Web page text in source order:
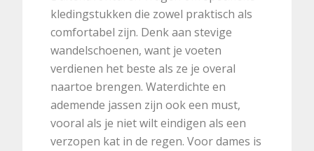
kledingstukken die zowel praktisch als
comfortabel zijn. Denk aan stevige
wandelschoenen, want je voeten
verdienen het beste als ze je overal
naartoe brengen. Waterdichte en
ademende jassen zijn ook een must,
vooral als je niet wilt eindigen als een
verzopen kat in de regen. Voor dames is